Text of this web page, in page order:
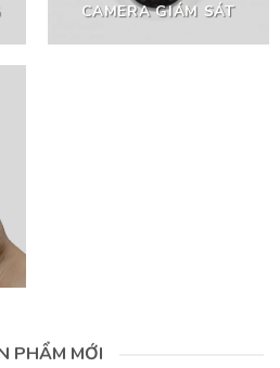
CAMERA GIÁM SÁT
PHẨM MỚI